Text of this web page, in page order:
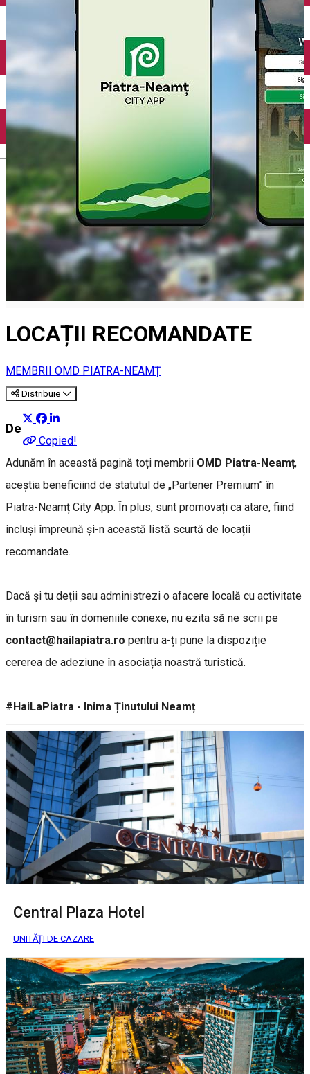
Lacul Izvorul Muntelui
Casa memorială „Ion Creangă” din Humuleşti
Mănăstirea Secu
Lacul Cuejdel
LOCAȚII RECOMANDATE
MEMBRII OMD PIATRA-NEAMȚ
Distribuie
Copied!
Despre
Adunăm în această pagină toți membrii OMD Piatra-Neamț,
aceștia beneficiind de statutul de „Partener Premium” în
Piatra-Neamț City App. În plus, sunt promovați ca atare, fiind
incluși împreună și-n această listă scurtă de locații
recomandate.
Dacă și tu deții sau administrezi o afacere locală cu activitate
în turism sau în domeniile conexe, nu ezita să ne scrii pe
contact@hailapiatra.ro pentru a-ți pune la dispoziție
cererea de adeziune în asociația noastră turistică.
#HaiLaPiatra - Inima Ținutului Neamț
Central Plaza Hotel
UNITĂȚI DE CAZARE